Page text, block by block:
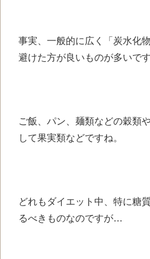
事実、一般的に広く
「炭水化
避けた方が良いものが多いです
ご飯、パン、麺類などの穀類
して果実類などですね。
どれもダイエット中、 特に糖
るべきものなのですが…